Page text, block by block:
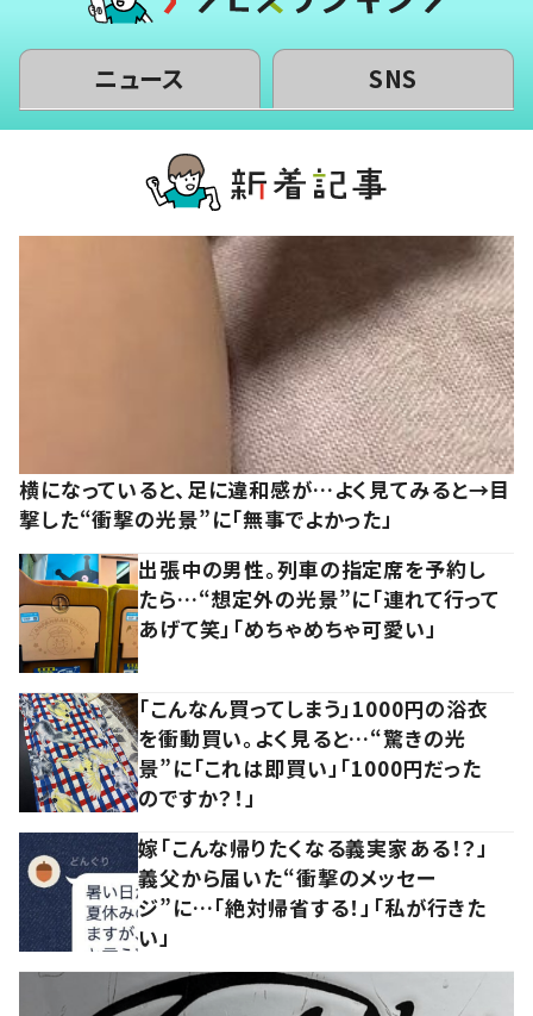
ニュース SNS
横になっていると、足に違和感が…よく見てみると→目
撃した“衝撃の光景”に「無事でよかった」
出張中の男性。列車の指定席を予約し
たら…“想定外の光景”に「連れて行って
あげて笑」「めちゃめちゃ可愛い」
「こんなん買ってしまう」1000円の浴衣
を衝動買い。よく見ると…“驚きの光
景”に「これは即買い」「1000円だった
のですか？！」
嫁「こんな帰りたくなる義実家ある！？」
義父から届いた“衝撃のメッセー
ジ”に…「絶対帰省する！」「私が行きた
い」